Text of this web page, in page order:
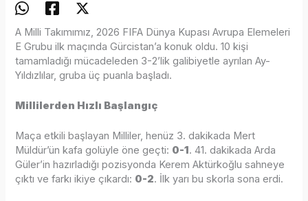
A Milli Takımımız, 2026 FIFA Dünya Kupası Avrupa Elemeleri
E Grubu ilk maçında Gürcistan’a konuk oldu. 10 kişi
tamamladığı mücadeleden 3-2’lik galibiyetle ayrılan Ay-
Yıldızlılar, gruba üç puanla başladı.
Millilerden Hızlı Başlangıç
Maça etkili başlayan Milliler, henüz 3. dakikada Mert
Müldür’ün kafa golüyle öne geçti: 0-1 . 41. dakikada Arda
Güler’in hazırladığı pozisyonda Kerem Aktürkoğlu sahneye
çıktı ve farkı ikiye çıkardı: 0-2. İlk yarı bu skorla sona erdi.